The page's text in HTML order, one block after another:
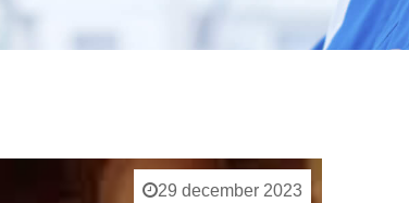
29 december 2023